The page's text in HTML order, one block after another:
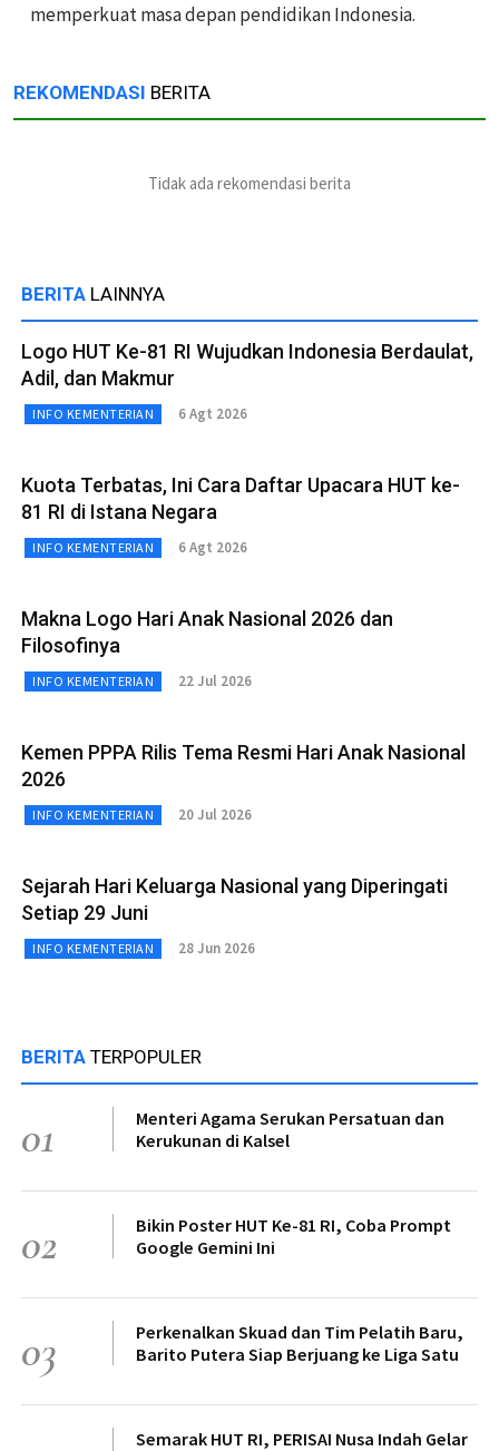
memperkuat masa depan pendidikan Indonesia.
REKOMENDASI BERITA
Tidak ada rekomendasi berita
BERITA LAINNYA
Logo HUT Ke-81 RI Wujudkan Indonesia Berdaulat,
Adil, dan Makmur
INFO KEMENTERIAN 6 Agt 2026
Kuota Terbatas, Ini Cara Daftar Upacara HUT ke-
81 RI di Istana Negara
INFO KEMENTERIAN 6 Agt 2026
Makna Logo Hari Anak Nasional 2026 dan
Filosofinya
INFO KEMENTERIAN 22 Jul 2026
Kemen PPPA Rilis Tema Resmi Hari Anak Nasional
2026
INFO KEMENTERIAN 20 Jul 2026
Sejarah Hari Keluarga Nasional yang Diperingati
Setiap 29 Juni
INFO KEMENTERIAN 28 Jun 2026
BERITA TERPOPULER
01
Menteri Agama Serukan Persatuan dan
Kerukunan di Kalsel
02
Bikin Poster HUT Ke-81 RI, Coba Prompt
Google Gemini Ini
03
Perkenalkan Skuad dan Tim Pelatih Baru,
Barito Putera Siap Berjuang ke Liga Satu
Semarak HUT RI, PERISAI Nusa Indah Gelar